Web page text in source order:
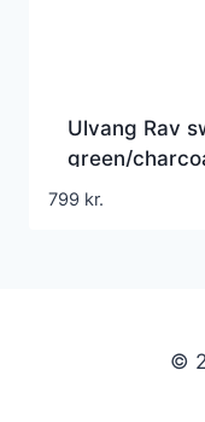
Ulvang Rav
green/
799 kr.
©